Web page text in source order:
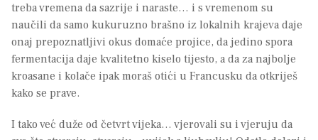
treba vremena da sazrije i naraste… i s vremenom su
naučili da samo kukuruzno brašno iz lokalnih krajeva daje
onaj prepoznatljivi okus domaće projice, da jedino spora
fermentacija daje kvalitetno kiselo tijesto, a da za najbolje
kroasane i kolače ipak moraš otići u Francusku da otkriješ
kako se prave.
I tako već duže od četvrt vijeka… vjerovali su i vjeruju da